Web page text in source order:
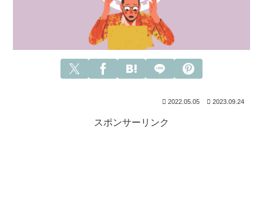
2022.05.05 2023.09.24
スポンサーリンク